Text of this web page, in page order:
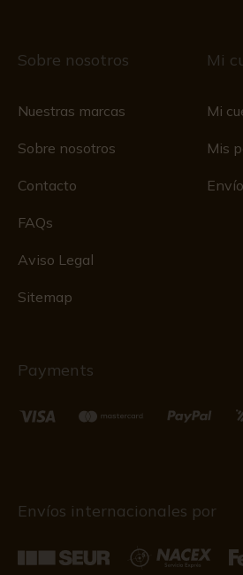
Sobre nosotros
Nuestras marcas
Sobre nosotros
Contacto
FAQs
Aviso Legal
Sitemap
Mi
Mi
Mis
Payments
Envíos internacionales por